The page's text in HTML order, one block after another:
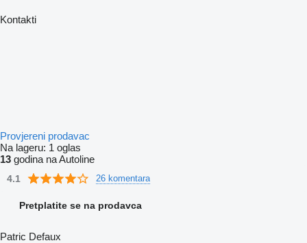
Kontakti
Provjereni prodavac
Na lageru: 1 oglas
13 godina na Autoline
4.1 26 komentara
Pretplatite se na prodavca
Patric Defaux